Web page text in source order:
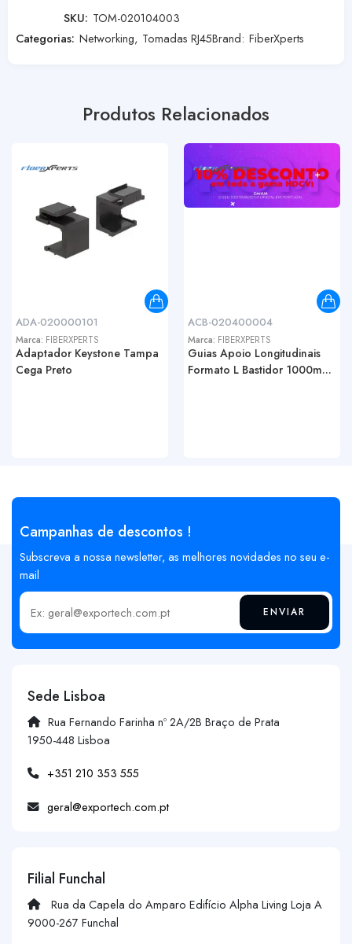
SKU: TOM-020104003
Categorias: Networking, Tomadas RJ45Brand: FiberXperts
Produtos Relacionados
ADA-020000101
Marca: FIBERXPERTS
Adaptador Keystone Tampa
Cega Preto
ACB-020400004
Marca: FIBERXPERTS
Guias Apoio Longitudinais
Formato L Bastidor 1000m...
Campanhas de descontos !
Subscreva a nossa newsletter, as melhores novidades no seu e-
mail
Insira o seu email ENVIAR
Sede Lisboa
Rua Fernando Farinha nº 2A/2B Braço de Prata
1950-448 Lisboa
+351 210 353 555
geral@exportech.com.pt
Filial Funchal
Rua da Capela do Amparo Edifício Alpha Living Loja A
9000-267 Funchal